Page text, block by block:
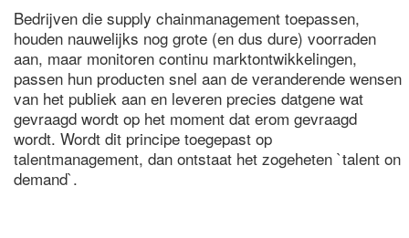
Bedrijven die supply chainmanagement toepassen,
houden nauwelijks nog grote (en dus dure) voorraden
aan, maar monitoren continu marktontwikkelingen,
passen hun producten snel aan de veranderende wensen
van het publiek aan en leveren precies datgene wat
gevraagd wordt op het moment dat erom gevraagd
wordt. Wordt dit principe toegepast op
talentmanagement, dan ontstaat het zogeheten `talent on
demand`.